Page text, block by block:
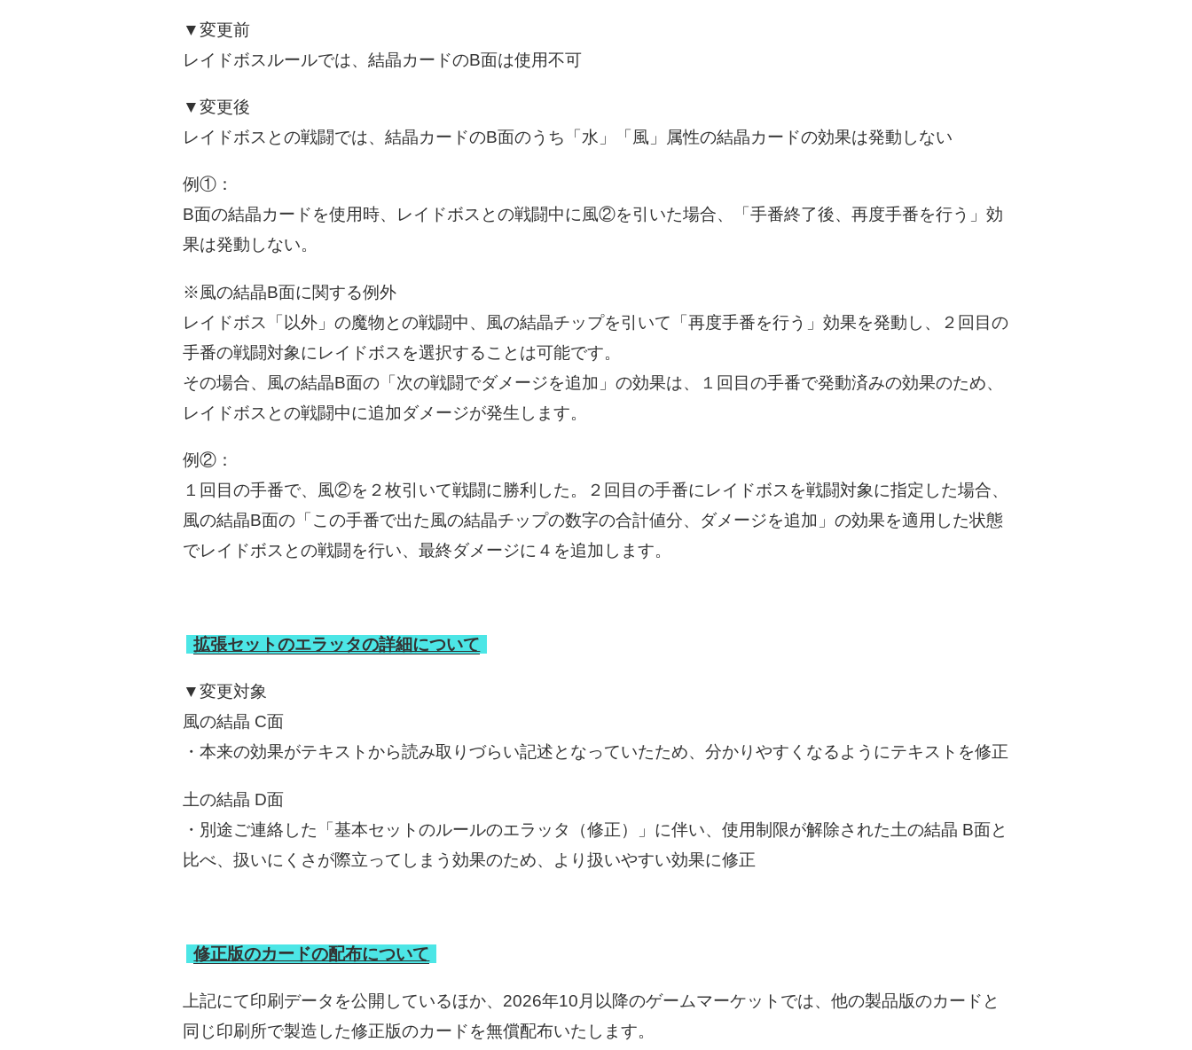
▼変更前
レイドボスルールでは、結晶カードのB面は使用不可
▼変更後
レイドボスとの戦闘では、結晶カードのB面のうち「水」「風」属性の結晶カードの効果は発動しない
例①：
B面の結晶カードを使用時、レイドボスとの戦闘中に風②を引いた場合、「手番終了後、再度手番を行う」効
果は発動しない。
※風の結晶B面に関する例外
レイドボス「以外」の魔物との戦闘中、風の結晶チップを引いて「再度手番を行う」効果を発動し、２回目の
手番の戦闘対象にレイドボスを選択することは可能です。
その場合、風の結晶B面の「次の戦闘でダメージを追加」の効果は、１回目の手番で発動済みの効果のため、
レイドボスとの戦闘中に追加ダメージが発生します。
例②：
１回目の手番で、風②を２枚引いて戦闘に勝利した。２回目の手番にレイドボスを戦闘対象に指定した場合、
風の結晶B面の「この手番で出た風の結晶チップの数字の合計値分、ダメージを追加」の効果を適用した状態
でレイドボスとの戦闘を行い、最終ダメージに４を追加します。
拡張セットのエラッタの詳細について
▼変更対象
風の結晶 C面
・本来の効果がテキストから読み取りづらい記述となっていたため、分かりやすくなるようにテキストを修正
土の結晶 D面
・別途ご連絡した「基本セットのルールのエラッタ（修正）」に伴い、使用制限が解除された土の結晶 B面と
比べ、扱いにくさが際立ってしまう効果のため、より扱いやすい効果に修正
修正版のカードの配布について
上記にて印刷データを公開しているほか、2026年10月以降のゲームマーケットでは、他の製品版のカードと
同じ印刷所で製造した修正版のカードを無償配布いたします。